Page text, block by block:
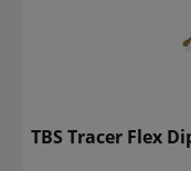
TBS Tracer Flex